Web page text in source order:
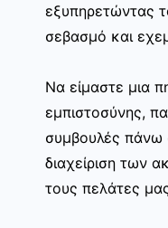
εξυπηρετώντας
σεβασμό και
Να είμαστε μια
εμπιστοσύνης,
συμβουλές πάνω
διαχείριση των
τους πελάτες